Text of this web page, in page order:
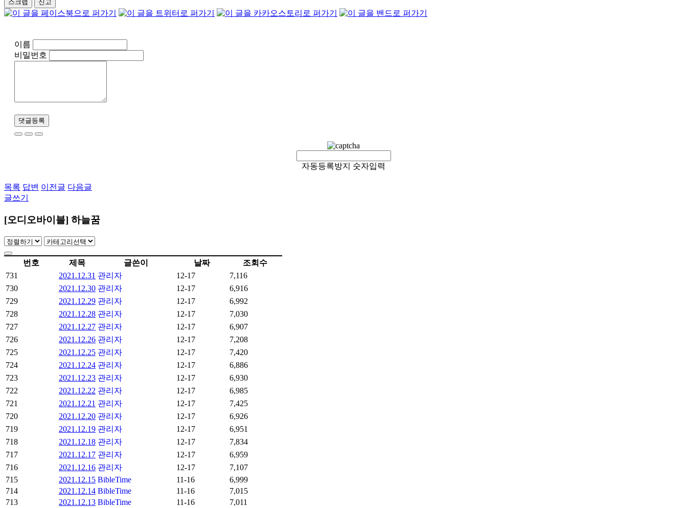
스크랩 신고
이름
비밀번호
댓글등록
자동등록방지 숫자입력
목록 답변 이전글 다음글
글쓰기
[오디오바이블] 하늘꿈
번호 제목 글쓴이 날짜
조회수
731
2021.12.31 관리자 12-17
7,116
730
2021.12.30 관리자 12-17
6,916
729
2021.12.29 관리자 12-17
6,992
728
2021.12.28 관리자 12-17
7,030
727
2021.12.27 관리자 12-17
6,907
726
2021.12.26 관리자 12-17
7,208
725
2021.12.25 관리자 12-17
7,420
724
2021.12.24 관리자 12-17
6,886
723
2021.12.23 관리자 12-17
6,930
722
2021.12.22 관리자 12-17
6,985
721
2021.12.21 관리자 12-17
7,425
720
2021.12.20 관리자 12-17
6,926
719
2021.12.19 관리자 12-17
6,951
718
2021.12.18 관리자 12-17
7,834
717
2021.12.17 관리자 12-17
6,959
716
2021.12.16 관리자 12-17
7,107
715
2021.12.15 BibleTime 11-16
6,999
714
2021.12.14 BibleTime 11-16
7,015
713
2021.12.13 BibleTime 11-16
7,011